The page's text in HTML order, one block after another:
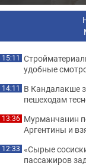
15:11
удобные
14:11 В Кандалакше
пешеходам
13:36 Мурманчанин
Аргентины и
12:33 «Сырые
пассажиров